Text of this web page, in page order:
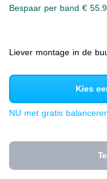
Bespaar per band €
Liever montage in de
Kies
NU met gratis